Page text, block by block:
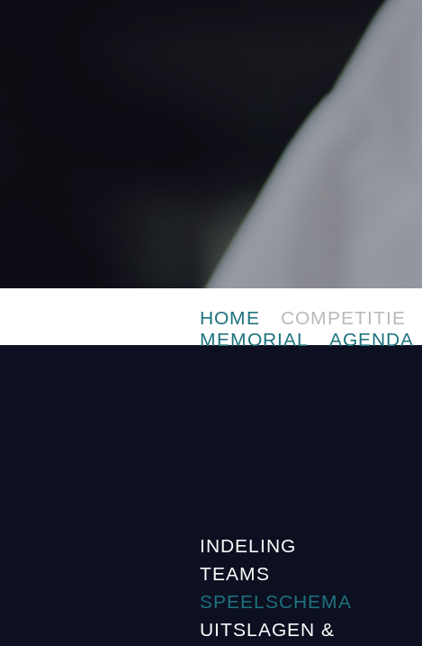
HOME COMPETITIE
MEMORIAL
AGENDA
INDELING
TEAMS
SPEELSCHEMA
UITSLAGEN &